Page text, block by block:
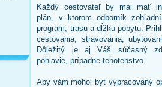
Každý cestovateľ by mal mať
plán, v ktorom odborník
program, trasu a dĺžku pobytu.
cestovania, stravovania,
Dôležitý je aj Váš súčasný
pohlavie, prípadne tehotenstvo.
Aby vám mohol byť vypracovaný